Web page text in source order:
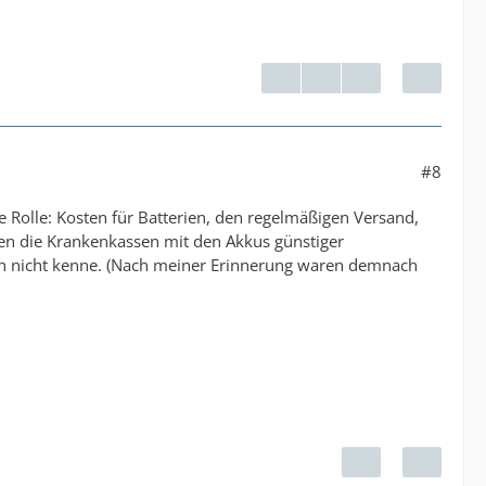
#8
Kosten für Batterien, den regelmäßigen Versand,
die Krankenkassen mit den Akkus günstiger
kenne. (Nach meiner Erinnerung waren demnach